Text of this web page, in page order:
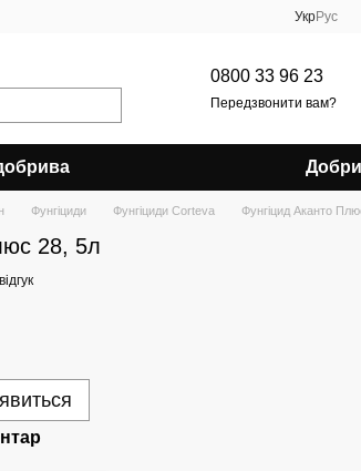
УкрРус
0800 33 96 23
Передзвонити вам?
Фунгіциди Фунгіциди Corteva Фунгіцид Аканто
28, 5л